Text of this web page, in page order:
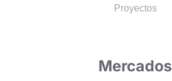
Proyectos
Mercados